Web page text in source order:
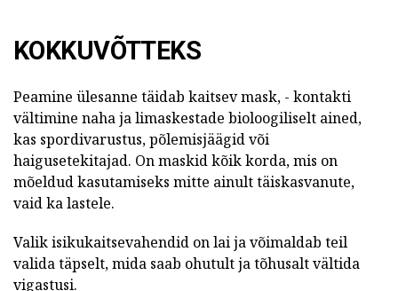
KOKKUVÕTTEKS
Peamine ülesanne täidab kaitsev mask, - kontakti
vältimine naha ja limaskestade bioloogiliselt ained,
kas spordivarustus, põlemisjäägid või
haigusetekitajad. On maskid kõik korda, mis on
mõeldud kasutamiseks mitte ainult täiskasvanute,
vaid ka lastele.
Valik isikukaitsevahendid on lai ja võimaldab teil
valida täpselt, mida saab ohutult ja tõhusalt vältida
vigastusi.